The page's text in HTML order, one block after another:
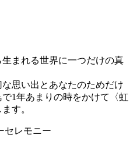
まれる世界に一つだけの真
思い出とあなたのためだけ
1年あまりの時をかけて〈虹
す。